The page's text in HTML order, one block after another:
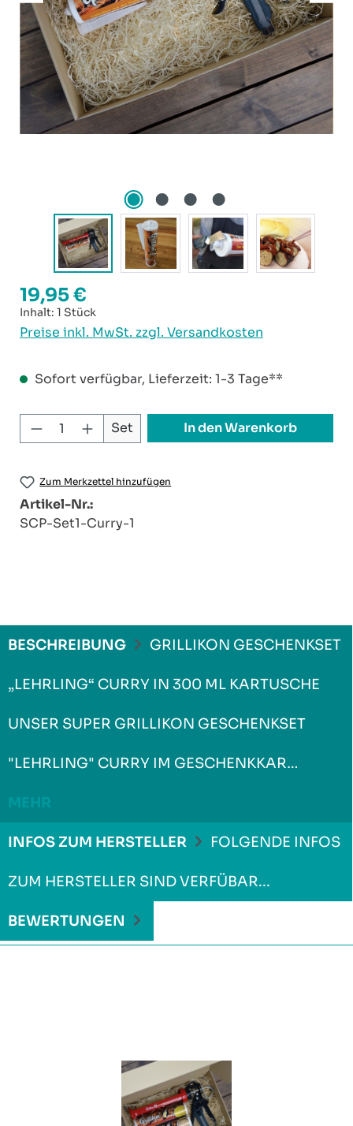
Regulärer Preis:
19,95 €
Inhalt: 1 Stück
Preise inkl. MwSt. zzgl. Versandkosten
Sofort verfügbar, Lieferzeit: 1-3 Tage**
Produkt Anzahl: Gib den
Set In den Warenkorb
Zum Merkzettel hinzufügen
Artikel-Nr.:
SCP-Set1-Curry-1
BESCHREIBUNG GRILLIKON GESCHENKSET
„LEHRLING“ CURRY IN 300 ML KARTUSCHE
UNSER SUPER GRILLIKON GESCHENKSET
"LEHRLING" CURRY IM GESCHENKKAR…
INFOS ZUM HERSTELLER FOLGENDE INFOS
ZUM HERSTELLER SIND VERFÜBAR...
BEWERTUNGEN